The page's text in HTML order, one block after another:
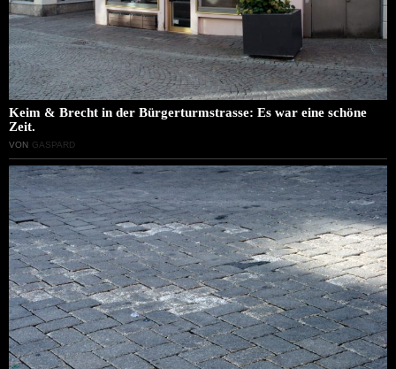
Keim & Brecht in der Bürgerturmstrasse: Es war eine schöne
Zeit.
VON GASPARD